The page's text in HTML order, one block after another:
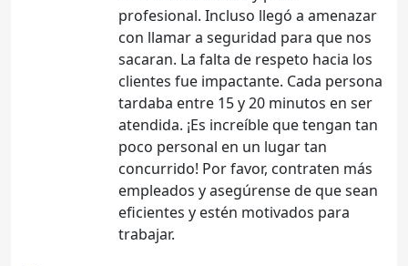
profesional. Incluso llegó a amenazar
con llamar a seguridad para que nos
sacaran. La falta de respeto hacia los
clientes fue impactante. Cada persona
tardaba entre 15 y 20 minutos en ser
atendida. ¡Es increíble que tengan tan
poco personal en un lugar tan
concurrido! Por favor, contraten más
empleados y asegúrense de que sean
eficientes y estén motivados para
trabajar.